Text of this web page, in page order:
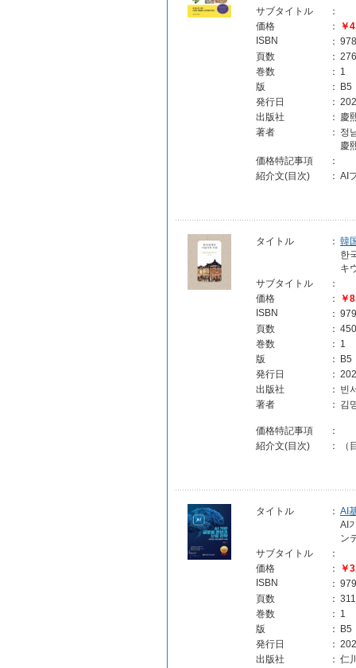
サブタイトル
：
価格
：
￥
ISBN
：
頁数
： 276
巻数
： 1
版
：
B5
発行日
：
出版社
： 慶
著者
： 정
慶
価格特記事項
：
紹介文(目次)
： AI
タイトル ： 韓
한
キ
サブタイトル
：
価格
：
￥
ISBN
：
頁数
： 450
巻数
： 1
版
：
B5
発行日
：
出版社
： 빈
著者
： 김
価格特記事項
：
紹介文(目次)
：
タイトル ： AI
AI
ン
サブタイトル
：
価格
：
￥
ISBN
：
頁数
： 311
巻数
： 1
版
：
B5
発行日
：
出版社
： 仁